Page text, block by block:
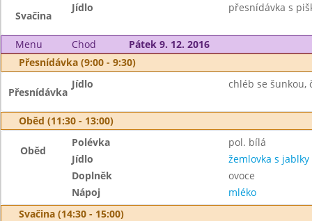
Svačina
Jídlo přesnídávka s
Menu Chod
Pátek 9. 12. 2016
Přesnídávka (9:00 - 9:30)
Přesnídávka
Jídlo chléb se šunkou,
Oběd (11:30 - 13:00)
Oběd
Polévka
pol. bílá
Jídlo
žemlovka s jablky
Doplněk
ovoce
Nápoj
mléko
Svačina (14:30 - 15:00)